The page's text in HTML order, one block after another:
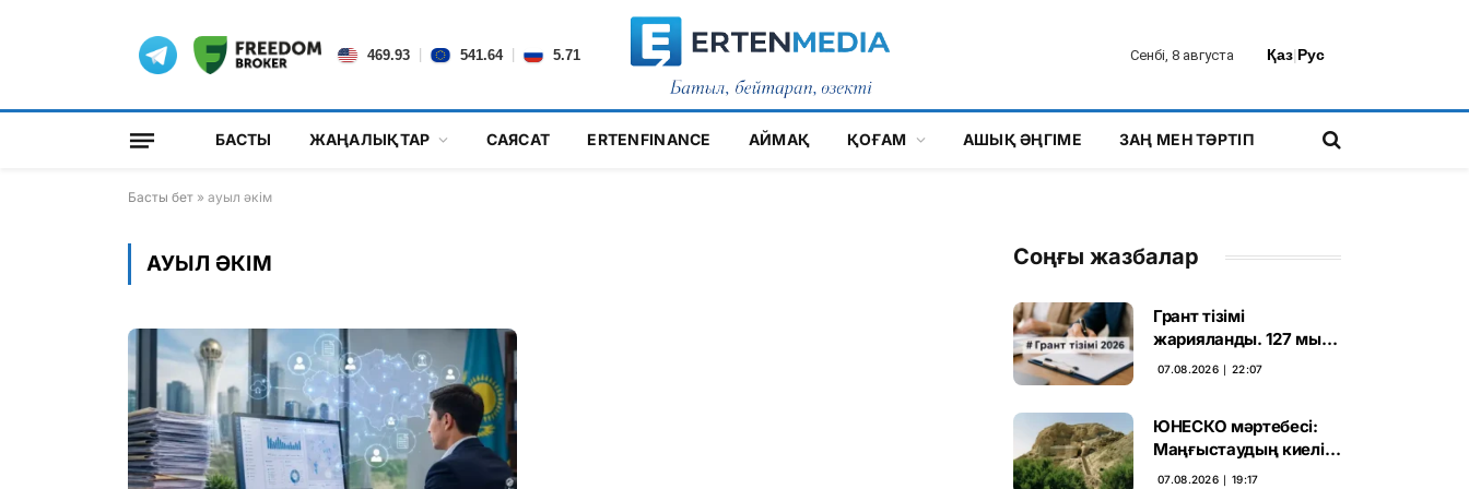
469.93 541.64 5.71 Сенбі, 8 августа Қаз|Рус
БАСТЫ ЖАҢАЛЫҚТАР САЯСАТ ERTENFINANCE АЙМАҚ ҚОҒАМ АШЫҚ ӘҢГІМЕ ЗАҢ МЕН ТӘРТІП
Басты бет » ауыл әкім
АУЫЛ ӘКІМ Соңғы жазбалар
Грант тізімі
жарияланды. 127 мың
талапкердің
07.08.2026 ∣ 22:07
ЮНЕСКО мәртебесі:
Маңғыстаудың киелі
мұрасын қорғаудың
07.08.2026 ∣ 19:17